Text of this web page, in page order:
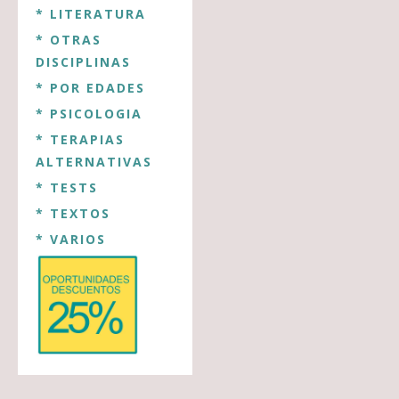
* LITERATURA
* OTRAS
DISCIPLINAS
* POR EDADES
* PSICOLOGIA
* TERAPIAS
ALTERNATIVAS
* TESTS
* TEXTOS
* VARIOS